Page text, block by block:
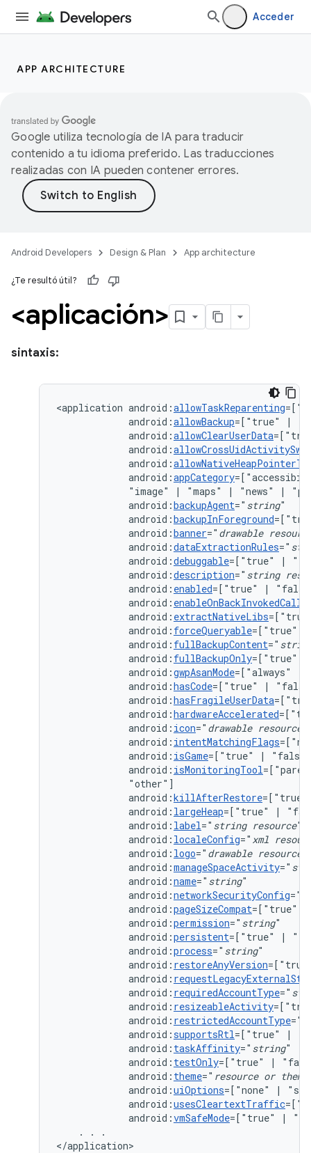
Acceder
APP ARCHITECTURE
Google utiliza tecnología de IA para traducir
contenido a tu idioma preferido. Las traducciones
realizadas con IA pueden contener errores.
Android Developers Design & Plan App architecture
¿Te resultó útil?
<aplicación>
sintaxis:
<application android:allowTaskReparenting
android:allowBackup=["true"
|
android:allowClearUserData
android:
android:
android:appCategory
"image"
| "maps" | "news" |
android:backupAgent=" string
android:backupInForeground
android:banner=" drawable
android:dataExtractionRules="
android:debuggable=["true"
|
android:description=" string
android: enabled=["true"
|
android:
android: extractNativeLibs
android: forceQueryable=["true"
android: fullBackupContent="
android: fullBackupOnly=["true"
android:gwpAsanMode=["always"
android:hasCode=["true"
|
android:hasFragileUserData
android:hardwareAccelerated
android: icon=" drawable resource
android: intentMatchingFlags
android: isGame=["true"
|
android: isMonitoringTool
android:killAfterRestore=["true"
android: largeHeap=["true"
|
android: label=" string resource
android: localeConfig=" xml
android: logo=" drawable resource
android:manageSpaceActivity="
android:name=" string
android:networkSecurityConfig="
android:pageSizeCompat=["true"
android:permission=" string
android:persistent=["true"
|
android:process=" string
android: restoreAnyVersion
android:
android: requiredAccountType="
android: resizeableActivity
android: restrictedAccountType="
android:supportsRtl=["true"
|
android: taskAffinity=" string
android: testOnly=["true"
|
android: theme=" resource or theme
android:uiOptions=["none"
|
android:usesCleartextTraffic
android:vmSafeMode=["true" |
.
.
.
</application>